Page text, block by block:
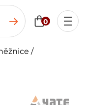
0
/